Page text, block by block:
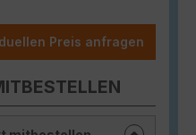
Preis anfragen